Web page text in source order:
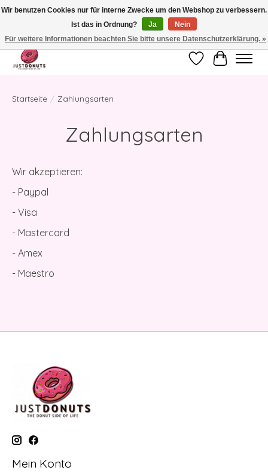
JUST DONUTS - THE DONUT SIDE OF LIFE - WEGEN UMGESTALTUNG
VORÜBERGEHEND GESCHLOSSEN
Wunschzettel
Ihr
Startseite / Zahlungsarten
Zahlungsarten
Wir akzeptieren:
- Paypal
- Visa
- Mastercard
- Amex
- Maestro
Mein Konto
Wir benutzen Cookies nur für interne Zwecke um den Webshop zu verbessern.
Ist das in Ordnung?
Ja
Nein
Für weitere Informationen beachten Sie bitte unsere Datenschutzerklärung. »